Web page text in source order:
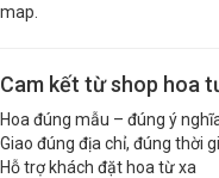
map.
Cam kết từ shop hoa
Hoa đúng mẫu – đúng ý
Giao đúng địa chỉ, đúng thời
Hỗ trợ khách đặt hoa từ xa